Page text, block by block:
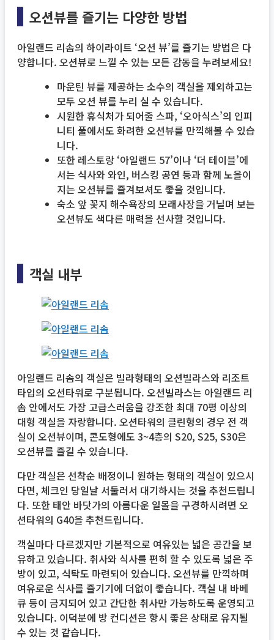
오션뷰를 즐기는 다양한 방법
아일랜드 리솜의 하이라이트 ‘오션 뷰’를 즐기는 방법은 다
양합니다. 오션뷰로 느낄 수 있는 모든 감동을 누려보세요!
마운틴 뷰를 제공하는 소수의 객실을 제외하고는
모두 오션 뷰를 누리 실 수 있습니다.
시원한 휴식처가 되어줄 스파, ‘오아식스’의 인피
니티 풀에서도 화려한 오션뷰를 만끽해볼 수 있습
니다.
또한 레스토랑 ‘아일랜드 57’이나 ‘더 테이블’에
서는 식사와 와인, 버스킹 공연 등과 함께 노을이
지는 오션뷰를 즐겨보셔도 좋을 것입니다.
숙소 앞 꽃지 해수욕장의 모래사장을 거닐며 보는
오션뷰도 색다른 매력을 선사할 것입니다.
객실 내부
아일랜드 리솜의 객실은 빌라형태의 오션빌라스와 리조트
타입의 오션타워로 구분됩니다. 오션빌라스는 아일랜드 리
솜 안에서도 가장 고급스러움을 강조한 최대 70평 이상의
대형 객실을 자랑합니다. 오션타워의 클린형의 경우 전 객
실이 오션뷰이며, 콘도형에도 3~4층의 S20, S25, S30은
오션뷰를 즐길 수 있습니다.
다만 객실은 선착순 배정이니 원하는 형태의 객실이 있으시
다면, 체크인 당일날 서둘러서 대기하시는 것을 추천드립니
다. 또한 태안 바닷가의 아름다운 일몰을 구경하시려면 오
션타워의 G40을 추천드립니다.
객실마다 다르겠지만 기본적으로 여유있는 넓은 공간을 보
유하고 있습니다. 취사와 식사를 편히 할 수 있도록 넓은 주
방이 있고, 식탁도 마련되어 있습니다. 오션뷰를 만끽하며
여유로운 식사를 즐기기에 더없이 좋습니다. 객실 내 바베
큐 등이 금지되어 있고 간단한 취사만 가능하도록 운영되고
있습니다. 이덕분에 방 컨디션은 항시 좋은 상태로 유지될
수 있는 것 같습니다.